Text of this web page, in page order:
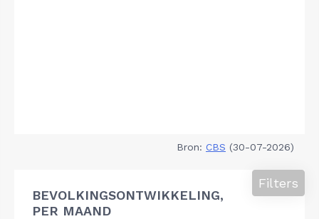
Bron: CBS (30-07-2026)
BEVOLKINGSONTWIKKELING,
PER MAAND
Filters